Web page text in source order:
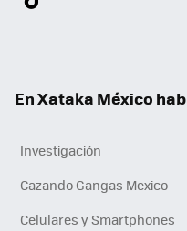
En Xataka México
Investigación
Cazando Gangas Mexico
Celulares y Smartphones